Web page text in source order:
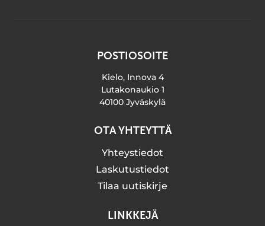
POSTIOSOITE
Kielo, Innova 4
Lutakonaukio 1
40100 Jyväskylä
OTA YHTEYTTÄ
Yhteystiedot
Laskutustiedot
Tilaa uutiskirje
LINKKEJÄ